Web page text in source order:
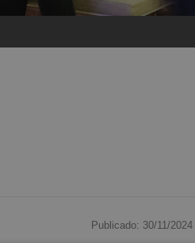
Publicado: 30/11/2024